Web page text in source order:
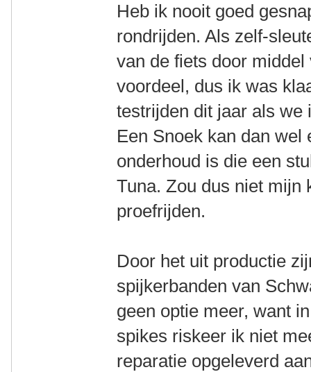
Heb ik nooit goed
rondrijden. Als zelf-
van de fiets door
voordeel, dus ik was
testrijden dit jaar als
Een Snoek kan dan
onderhoud is die een
Tuna. Zou dus niet mijn
proefrijden.
Door het uit productie
spijkerbanden van
geen optie meer, want
spikes riskeer ik niet
reparatie opgeleverd